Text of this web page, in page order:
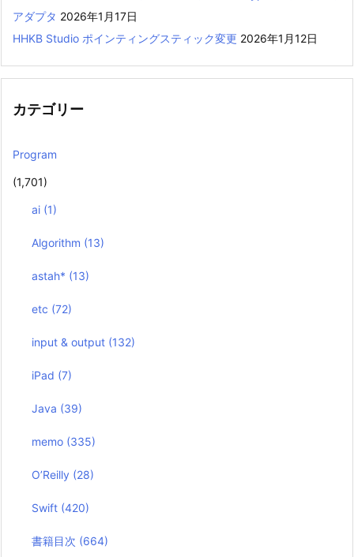
アダプタ 2026年1月17日
HHKB Studio ポインティングスティック変更 2026年1月12日
カテゴリー
Program
(1,701)
ai (1)
Algorithm (13)
astah* (13)
etc (72)
input & output (132)
iPad (7)
Java (39)
memo (335)
O’Reilly (28)
Swift (420)
書籍目次 (664)